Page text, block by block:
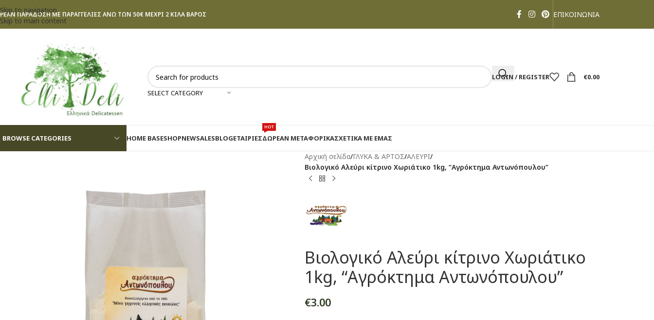
Skip to navigation
Skip to main content
ΠΑΡΑΔΟΣΗ ΜΕ ΠΑΡΑΓΓΕΛΙΕΣ ΑΝΩ ΤΩΝ 50€ ΜΕΧΡΙ 2 ΚΙΛΑ ΒΑΡΟΣ ΕΠΙΚΟΙΝΩΝΙΑ
SELECT CATEGORY
LOGIN / REGISTER €0.00
BROWSE CATEGORIES HOME BASESHOPNEWSALESBLOGΕΤΑΙΡΊΕΣΔΩΡΕΑΝ ΜΕΤΑΦΟΡΙΚΑ
HOT
ΣΧΕΤΙΚΆ ΜΕ ΕΜΆΣ
Αρχική σελίδα/ΓΛΥΚΑ & ΑΡΤΟΣ/ΑΛΕΥΡΙ/
Βιολογικό Αλεύρι κίτρινο Χωριάτικο 1kg, “Αγρόκτημα Αντωνόπουλου”
Βιολογικό Αλεύρι κίτρινο Χωριάτικο
1kg, “Αγρόκτημα Αντωνόπουλου”
€3.00